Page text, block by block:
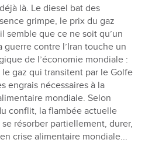
là. Le diesel bat des
grimpe, le prix du gaz
semble que ce ne soit qu’un
guerre contre l’Iran touche un
de l’économie mondiale :
gaz qui transitent par le Golfe
engrais nécessaires à la
mondiale. Selon
conflit, la flambée actuelle
résorber partiellement, durer,
crise alimentaire mondiale...